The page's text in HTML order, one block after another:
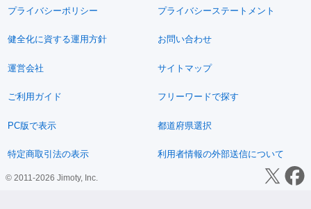
プライバシーポリシー プライバシーステートメント
健全化に資する運用方針 お問い合わせ
運営会社 サイトマップ
ご利用ガイド フリーワードで探す
PC版で表示 都道府県選択
特定商取引法の表示 利用者情報の外部送信について
© 2011-2026 Jimoty, Inc.